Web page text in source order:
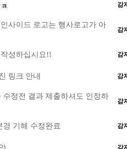
[5] 감
사이드 로고는 행사로고가 아
감
성하십시요!! 감
링크 안내 감
수정전 결과 제출하셔도 인정하
감
경 기해 수정완료 감
감